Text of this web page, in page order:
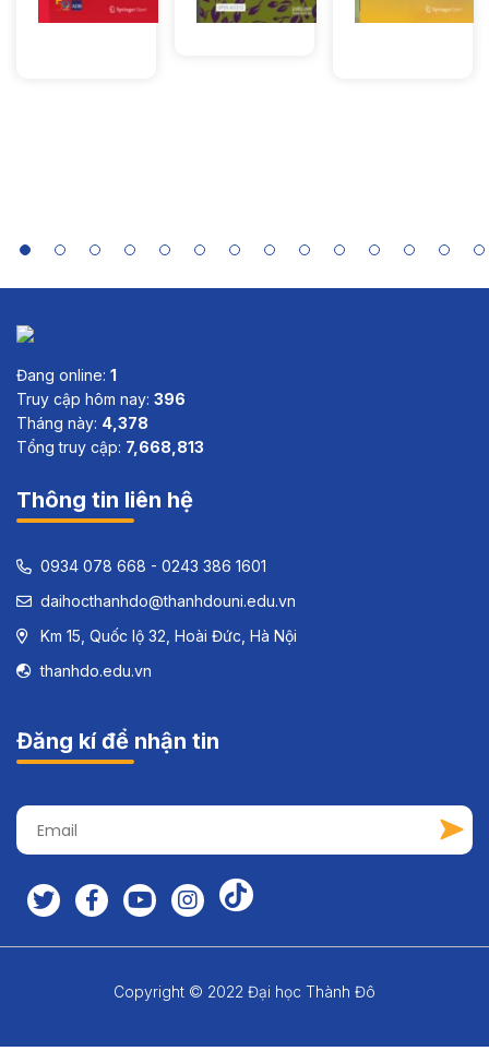
mở
Greening
Nam
, Brajesh
loại: - Kinh tế
Formula E
Lượt xem: 46
Đang online: 1
Truy cập hôm nay: 396
Tháng này: 4,378
Tổng truy cập: 7,668,813
Thông tin liên hệ
0934 078 668 - 0243 386 1601
daihocthanhdo@thanhdouni.edu.vn
Km 15, Quốc lộ 32, Hoài Đức, Hà Nội
thanhdo.edu.vn
Đăng kí để nhận tin
Copyright © 2022 Đại học Thành Đô